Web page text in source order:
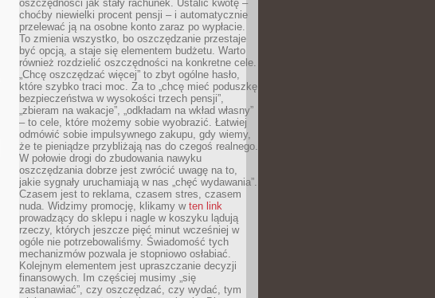
oszczędności jak stały rachunek. Ustalić kwotę –
choćby niewielki procent pensji – i automatycznie
przelewać ją na osobne konto zaraz po wypłacie.
To zmienia wszystko, bo oszczędzanie przestaje
być opcją, a staje się elementem budżetu. Warto
również rozdzielić oszczędności na konkretne cele.
„Chcę oszczędzać więcej” to zbyt ogólne hasło,
które szybko traci moc. Za to „chcę mieć poduszkę
bezpieczeństwa w wysokości trzech pensji”,
„zbieram na wakacje”, „odkładam na wkład własny”
– to cele, które możemy sobie wyobrazić. Łatwiej
odmówić sobie impulsywnego zakupu, gdy wiemy,
że te pieniądze przybliżają nas do czegoś realnego.
W połowie drogi do zbudowania nawyku
oszczędzania dobrze jest zwrócić uwagę na to,
jakie sygnały uruchamiają w nas „chęć wydawania”.
Czasem jest to reklama, czasem stres, czasem
nuda. Widzimy promocję, klikamy w ten link
prowadzący do sklepu i nagle w koszyku lądują
rzeczy, których jeszcze pięć minut wcześniej w
ogóle nie potrzebowaliśmy. Świadomość tych
mechanizmów pozwala je stopniowo osłabiać.
Kolejnym elementem jest upraszczanie decyzji
finansowych. Im częściej musimy „się
zastanawiać”, czy oszczędzać, czy wydać, tym